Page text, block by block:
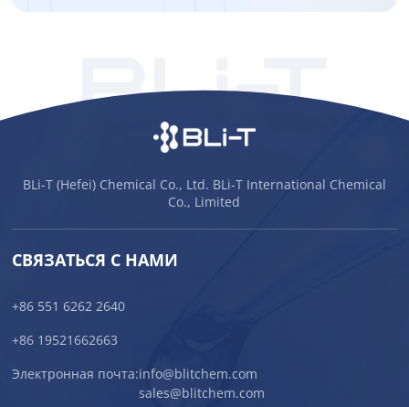
BLi-T (Hefei) Chemical Co., Ltd. BLi-T International Chemical
Co., Limited
СВЯЗАТЬСЯ С НАМИ
+86 551 6262 2640
+86 19521662663
Электронная почта:info@blitchem.com
sales@blitchem.com